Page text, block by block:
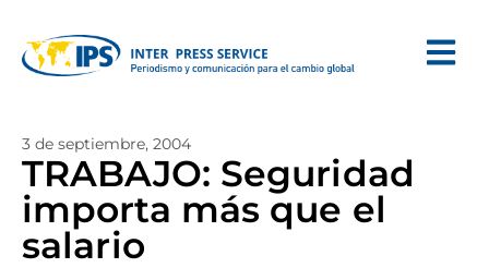
3 de septiembre, 2004
TRABAJO: Seguridad
importa más que el
salario